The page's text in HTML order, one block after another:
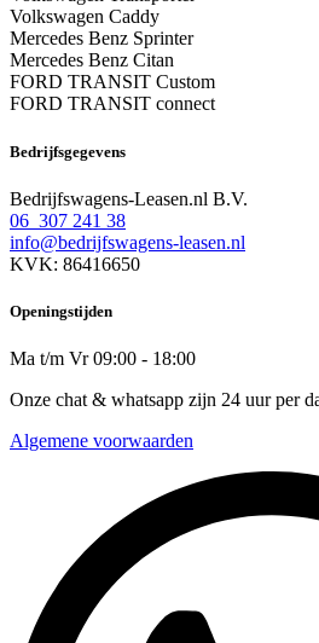
Volkswagen Caddy
Mercedes Benz Sprinter
Mercedes Benz Citan
FORD TRANSIT Custom
FORD TRANSIT connect
Bedrijfsgegevens
Bedrijfswagens-Leasen.nl B.V.
06 307 241 38
info@bedrijfswagens-leasen.nl
KVK: 86416650
Openingstijden
Ma t/m Vr 09:00 - 18:00
Onze chat & whatsapp zijn 24 uur per
Algemene voorwaarden